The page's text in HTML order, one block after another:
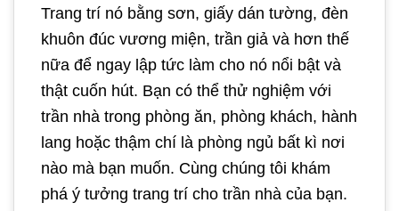
Trang trí nó bằng sơn, giấy dán tường, đèn
khuôn đúc vương miện, trần giả và hơn thế
nữa để ngay lập tức làm cho nó nổi bật và
thật cuốn hút. Bạn có thể thử nghiệm với
trần nhà trong phòng ăn, phòng khách, hành
lang hoặc thậm chí là phòng ngủ bất kì nơi
nào mà bạn muốn. Cùng chúng tôi khám
phá ý tưởng trang trí cho trần nhà của bạn.